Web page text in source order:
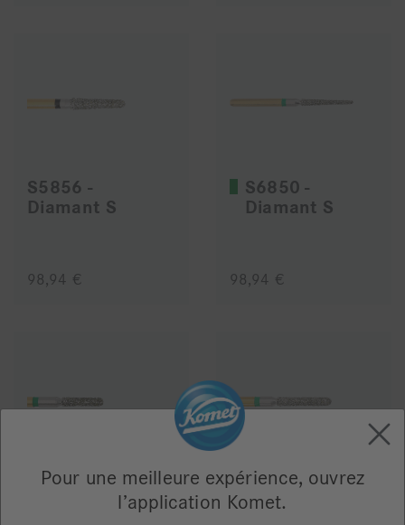
S5856 -
Diamant S
98,94 €
S6850 -
Diamant S
98,94 €
S6880 -
Diamant S
S6881 -
Diamant S
Pour une meilleure expérience, ouvrez
l’application Komet.